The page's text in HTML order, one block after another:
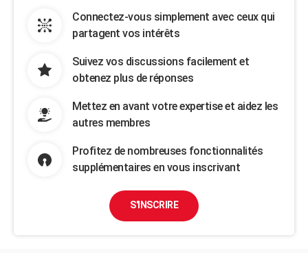
Connectez-vous simplement avec ceux qui
partagent vos intérêts
Suivez vos discussions facilement et
obtenez plus de réponses
Mettez en avant votre expertise et aidez les
autres membres
Profitez de nombreuses fonctionnalités
supplémentaires en vous inscrivant
S'INSCRIRE